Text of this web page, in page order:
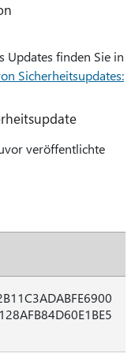
Updates finden Sie in
Sicherheitsupdates:
veröffentlichte